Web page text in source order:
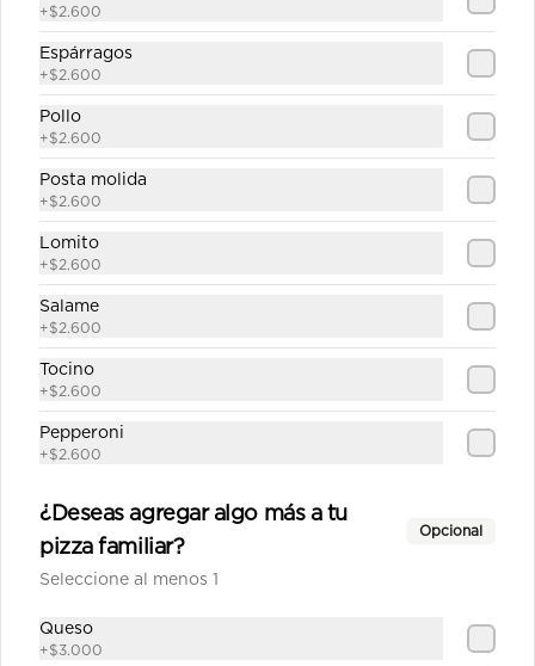
$12.890
jamón, aceitunas, pimentón, tomate,
jamón, palmitos, choclo, alcachofa,
+$2.600
Espárragos
+$2.600
Pollo
+$2.600
Posta molida
+$2.600
Lomito
+$2.600
Salame
+$2.600
Tocino
+$2.600
Pepperoni
+$2.600
¿Deseas agregar algo más a tu
pizza familiar?
Opcional
Seleccione al menos 1
Queso
+$3.000